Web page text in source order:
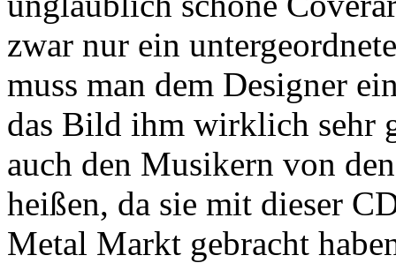
zwar nur ein
muss man dem Designer
das Bild ihm wirklich sehr
auch den Musikern von
heißen, da sie mit dieser
Metal Markt gebracht